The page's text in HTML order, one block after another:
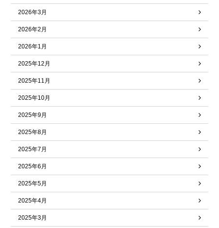
2026年3月
2026年2月
2026年1月
2025年12月
2025年11月
2025年10月
2025年9月
2025年8月
2025年7月
2025年6月
2025年5月
2025年4月
2025年3月